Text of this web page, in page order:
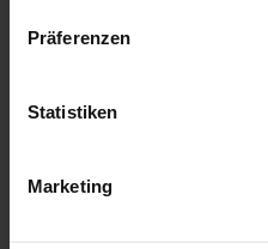
Präferenzen
Statistiken
MarketingGarantie